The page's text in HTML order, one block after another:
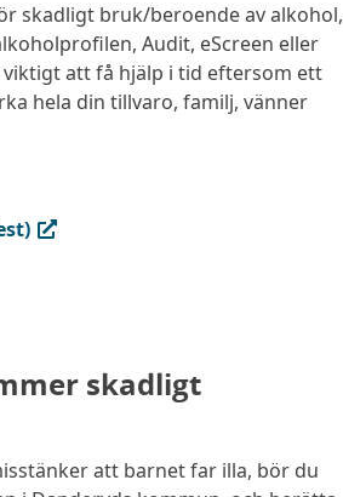
skadligt bruk/beroende av alkohol,
Audit, eScreen eller
att få hjälp i tid eftersom ett
hela din tillvaro, familj, vänner
skadligt
att barnet far illa, bör du